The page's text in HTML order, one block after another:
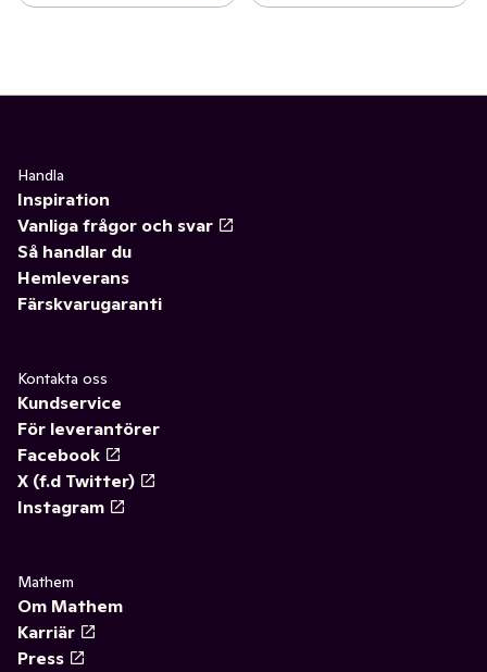
Handla
Inspiration
Vanliga frågor och svar
Så handlar du
Hemleverans
Färskvarugaranti
Kontakta oss
Kundservice
För leverantörer
Facebook
X (f.d Twitter)
Instagram
Mathem
Om Mathem
Karriär
Press